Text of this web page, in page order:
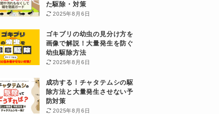
た駆除・対策
2025年8月6日
ゴキブリの幼虫の見分け方を
画像で解説！大量発生を防ぐ
幼虫駆除方法
2025年8月6日
成功する！チャタテムシの駆
除方法と大量発生させない予
防対策
2025年8月6日